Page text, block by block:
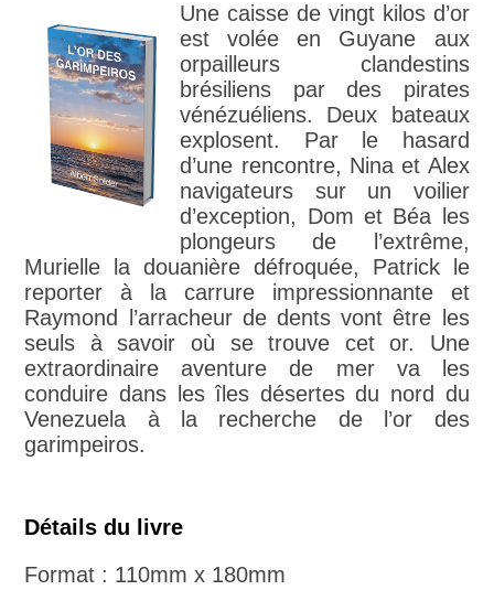
Une caisse de vingt kilos d’or
est volée en Guyane aux
orpailleurs clandestins
brésiliens par des pirates
vénézuéliens. Deux bateaux
explosent. Par le hasard
d’une rencontre, Nina et Alex
navigateurs sur un voilier
d’exception, Dom et Béa les
plongeurs de l’extrême,
Murielle la douanière défroquée, Patrick le
reporter à la carrure impressionnante et
Raymond l’arracheur de dents vont être les
seuls à savoir où se trouve cet or. Une
extraordinaire aventure de mer va les
conduire dans les îles désertes du nord du
Venezuela à la recherche de l’or des
garimpeiros.
Détails du livre
Format : 110mm x 180mm